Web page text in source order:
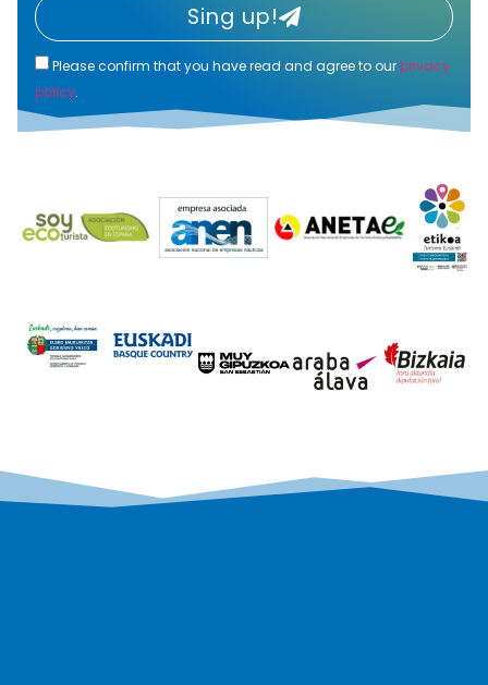
Please confirm that you have read and agree to our privacy
policy
Sing up!
Alternative: